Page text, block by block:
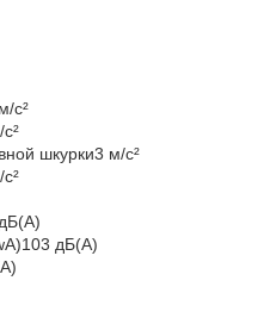
с²
шкурки3 м/с²
дБ(А)